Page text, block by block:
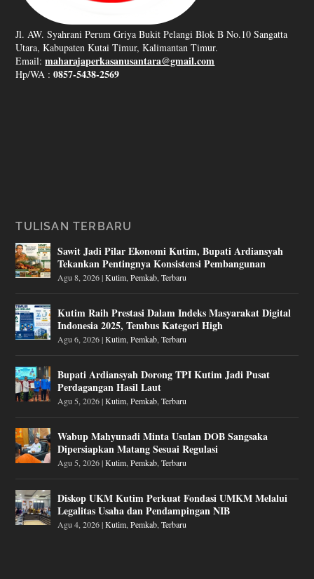
Jl. AW. Syahrani Perum Griya Bukit Pelangi Blok B No.10 Sangatta
Utara, Kabupaten Kutai Timur, Kalimantan Timur.
Email:maharajaperkasanusantara@gmail.com
Hp/WA :0857-5438-2569
TULISAN TERBARU
Sawit Jadi Pilar Ekonomi Kutim, Bupati Ardiansyah
Tekankan Pentingnya Konsistensi Pembangunan
Agu 8, 2026|Kutim ,Pemkab ,Terbaru
Kutim Raih Prestasi Dalam Indeks Masyarakat Digital
Indonesia 2025, Tembus Kategori High
Agu 6, 2026|Kutim ,Pemkab ,Terbaru
Bupati Ardiansyah Dorong TPI Kutim Jadi Pusat
Perdagangan Hasil Laut
Agu 5, 2026|Kutim ,Pemkab ,Terbaru
Wabup Mahyunadi Minta Usulan DOB Sangsaka
Dipersiapkan Matang Sesuai Regulasi
Agu 5, 2026|Kutim ,Pemkab ,Terbaru
Diskop UKM Kutim Perkuat Fondasi UMKM Melalui
Legalitas Usaha dan Pendampingan NIB
Agu 4, 2026|Kutim ,Pemkab ,Terbaru